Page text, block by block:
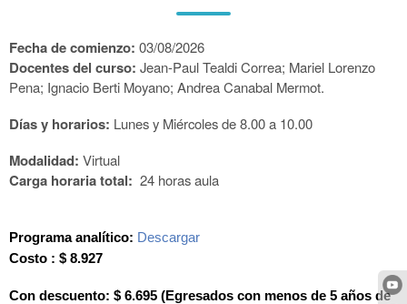
Fecha de comienzo: 03/08/2026
Docentes del curso: Jean-Paul Tealdi Correa; Mariel Lorenzo
Pena; Ignacio Berti Moyano; Andrea Canabal Mermot.
Días y horarios: Lunes y Miércoles de 8.00 a 10.00
Modalidad: Virtual
Carga horaria total: 24 horas aula
Programa analítico: Descargar
Costo : $ 8.927
Con descuento: $ 6.695 (Egresados con menos de 5 años de